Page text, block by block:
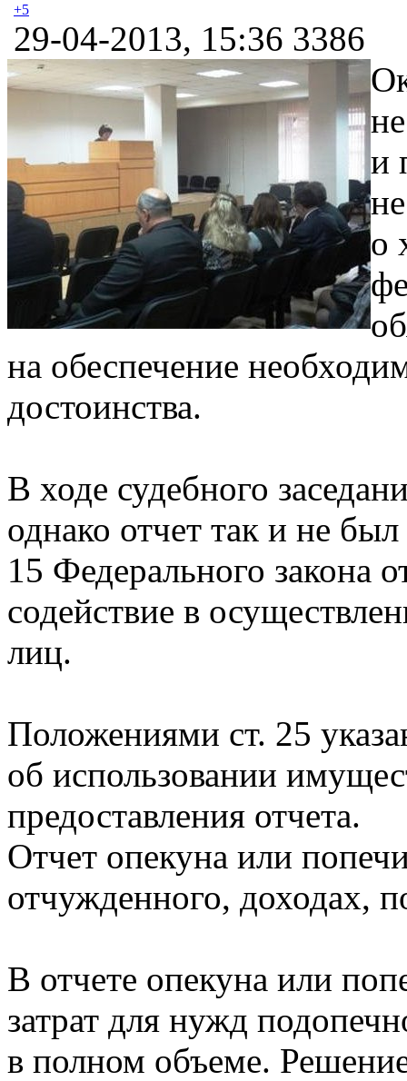
+5
29-04-2013, 15:36 3386
и
о
на обеспечение
достоинства.
В ходе судебного
однако отчет так и не
15 Федерального закона
содействие в
лиц.
Положениями ст. 25
об использовании
предоставления отчета.
Отчет опекуна или
отчужденного, доходах,
В отчете опекуна или
затрат для нужд
в полном объеме.